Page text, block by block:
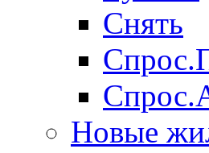
Снять
Новые